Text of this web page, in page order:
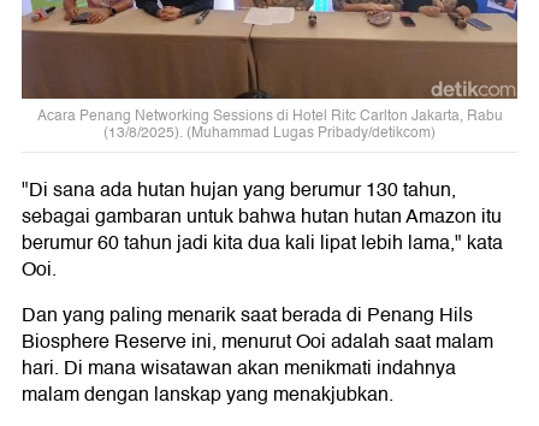
Acara Penang Networking Sessions di Hotel Ritc Carlton Jakarta, Rabu
(13/8/2025). (Muhammad Lugas Pribady/detikcom)
"Di sana ada hutan hujan yang berumur 130 tahun,
sebagai gambaran untuk bahwa hutan hutan Amazon itu
berumur 60 tahun jadi kita dua kali lipat lebih lama," kata
Ooi.
Dan yang paling menarik saat berada di Penang Hils
Biosphere Reserve ini, menurut Ooi adalah saat malam
hari. Di mana wisatawan akan menikmati indahnya
malam dengan lanskap yang menakjubkan.